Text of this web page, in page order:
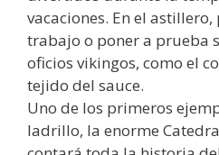
vacaciones. En el
trabajo o poner a prueba
oficios vikingos, como el
tejido del sauce.
Uno de los primeros
ladrillo, la enorme